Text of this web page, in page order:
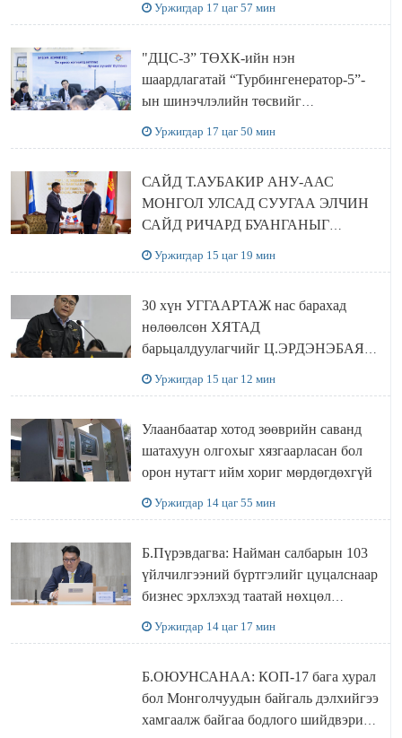
Уржигдар 17 цаг 57 мин
"ДЦС-3” ТӨХК-ийн нэн
шаардлагатай “Турбингенератор-5”-
ын шинэчлэлийн төсвийг
Уржигдар 17 цаг 50 мин
САЙД Т.АУБАКИР АНУ-ААС
МОНГОЛ УЛСАД СУУГАА ЭЛЧИН
САЙД РИЧАРД БУАНГАНЫГ
Уржигдар 15 цаг 19 мин
30 хүн УГГААРТАЖ нас барахад
нөлөөлсөн ХЯТАД
барьцалдуулагчийг Ц.ЭРДЭНЭБАЯР
Уржигдар 15 цаг 12 мин
Улаанбаатар хотод зөөврийн саванд
шатахуун олгохыг хязгаарласан бол
орон нутагт ийм хориг мөрдөгдөхгүй
Уржигдар 14 цаг 55 мин
Б.Пүрэвдагва: Найман салбарын 103
үйлчилгээний бүртгэлийг цуцалснаар
бизнес эрхлэхэд таатай нөхцөл
Уржигдар 14 цаг 17 мин
Б.ОЮУНСАНАА: КОП-17 бага хурал
бол Монголчуудын байгаль дэлхийгээ
хамгаалж байгаа бодлого шийдвэрийг